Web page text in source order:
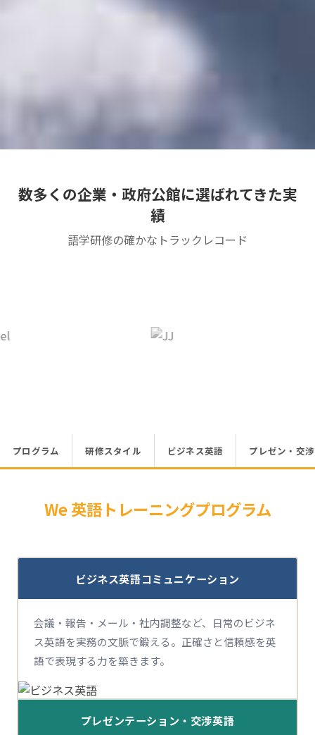
数多くの企業・政府公館に選ばれてきた実
績
語学研修の確かなトラックレコード
プログラム 研修スタイル ビジネス英語 プレゼン・交渉
We 英語トレーニングプログラム
ビジネス英語コミュニケーション
会議・報告・メール・社内調整など、日常のビジネ
ス英語を実務の文脈で鍛える。正確さと信頼感を英
語で表現する力を築きます。
プレゼンテーション・交渉英語